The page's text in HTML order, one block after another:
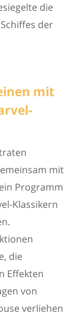
die
der
mit
mit
Programm
Klassikern
die
Effekten
von
verliehen